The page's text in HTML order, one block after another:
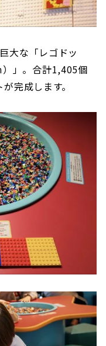
大な「レゴドッ
」。合計1,405個
完成します。